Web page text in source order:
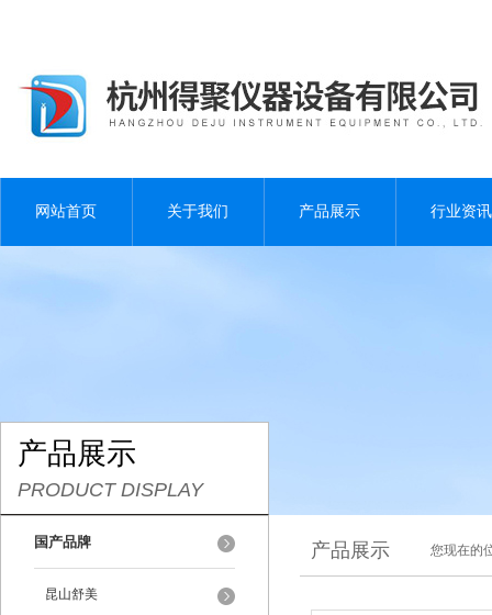
网站首页 关于我们 产品展示 行业资讯
产品展示
PRODUCT DISPLAY
国产品牌
昆山舒美
产品展示 您现在的